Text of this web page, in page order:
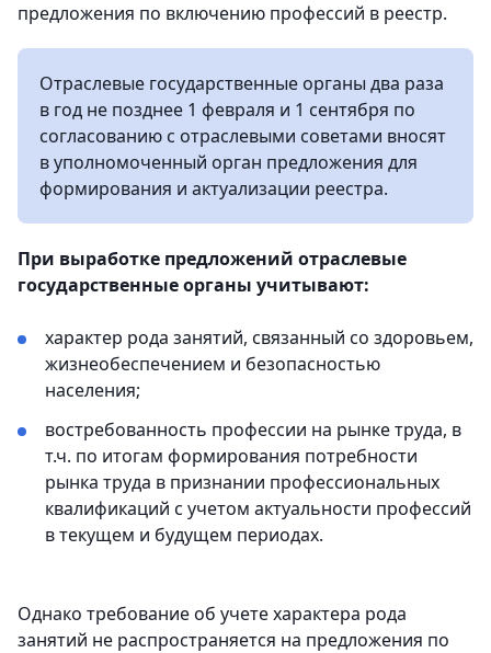
предложения по включению профессий в реестр.
Отраслевые государственные органы два раза
в год не позднее 1 февраля и 1 сентября по
согласованию с отраслевыми советами вносят
в уполномоченный орган предложения для
формирования и актуализации реестра.
При выработке предложений отраслевые
государственные органы учитывают:
характер рода занятий, связанный со здоровьем,
жизнеобеспечением и безопасностью
населения;
востребованность профессии на рынке труда, в
т.ч. по итогам формирования потребности
рынка труда в признании профессиональных
квалификаций с учетом актуальности профессий
в текущем и будущем периодах.
Однако требование об учете характера рода
занятий не распространяется на предложения по